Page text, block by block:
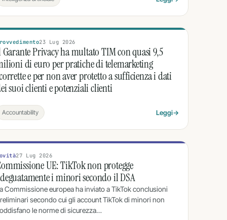
23 Lug 2026
Privacy ha multato TIM con quasi 9,5
di euro per pratiche di telemarketing
e per non aver protetto a sufficienza i dati
suoi clienti e potenziali clienti
Accountability Leggi→
27 Lug 2026
UE: TikTok non protegge
i minori secondo il DSA
Commissione europea ha inviato a TikTok conclusioni
secondo cui gli account TikTok di minori non
le norme di sicurezza…